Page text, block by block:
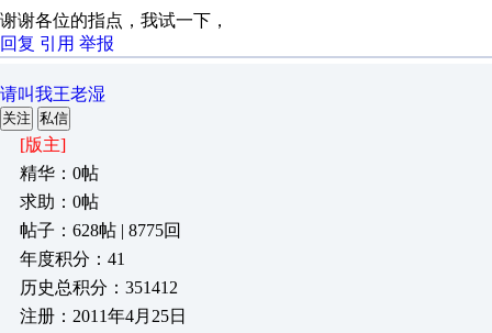
谢谢各位的指点，我试一下，
回复 引用 举报
请叫我王老湿
关注 私信
[版主]
精华：0帖
求助：0帖
帖子：628帖 | 8775回
年度积分：41
历史总积分：351412
注册：2011年4月25日